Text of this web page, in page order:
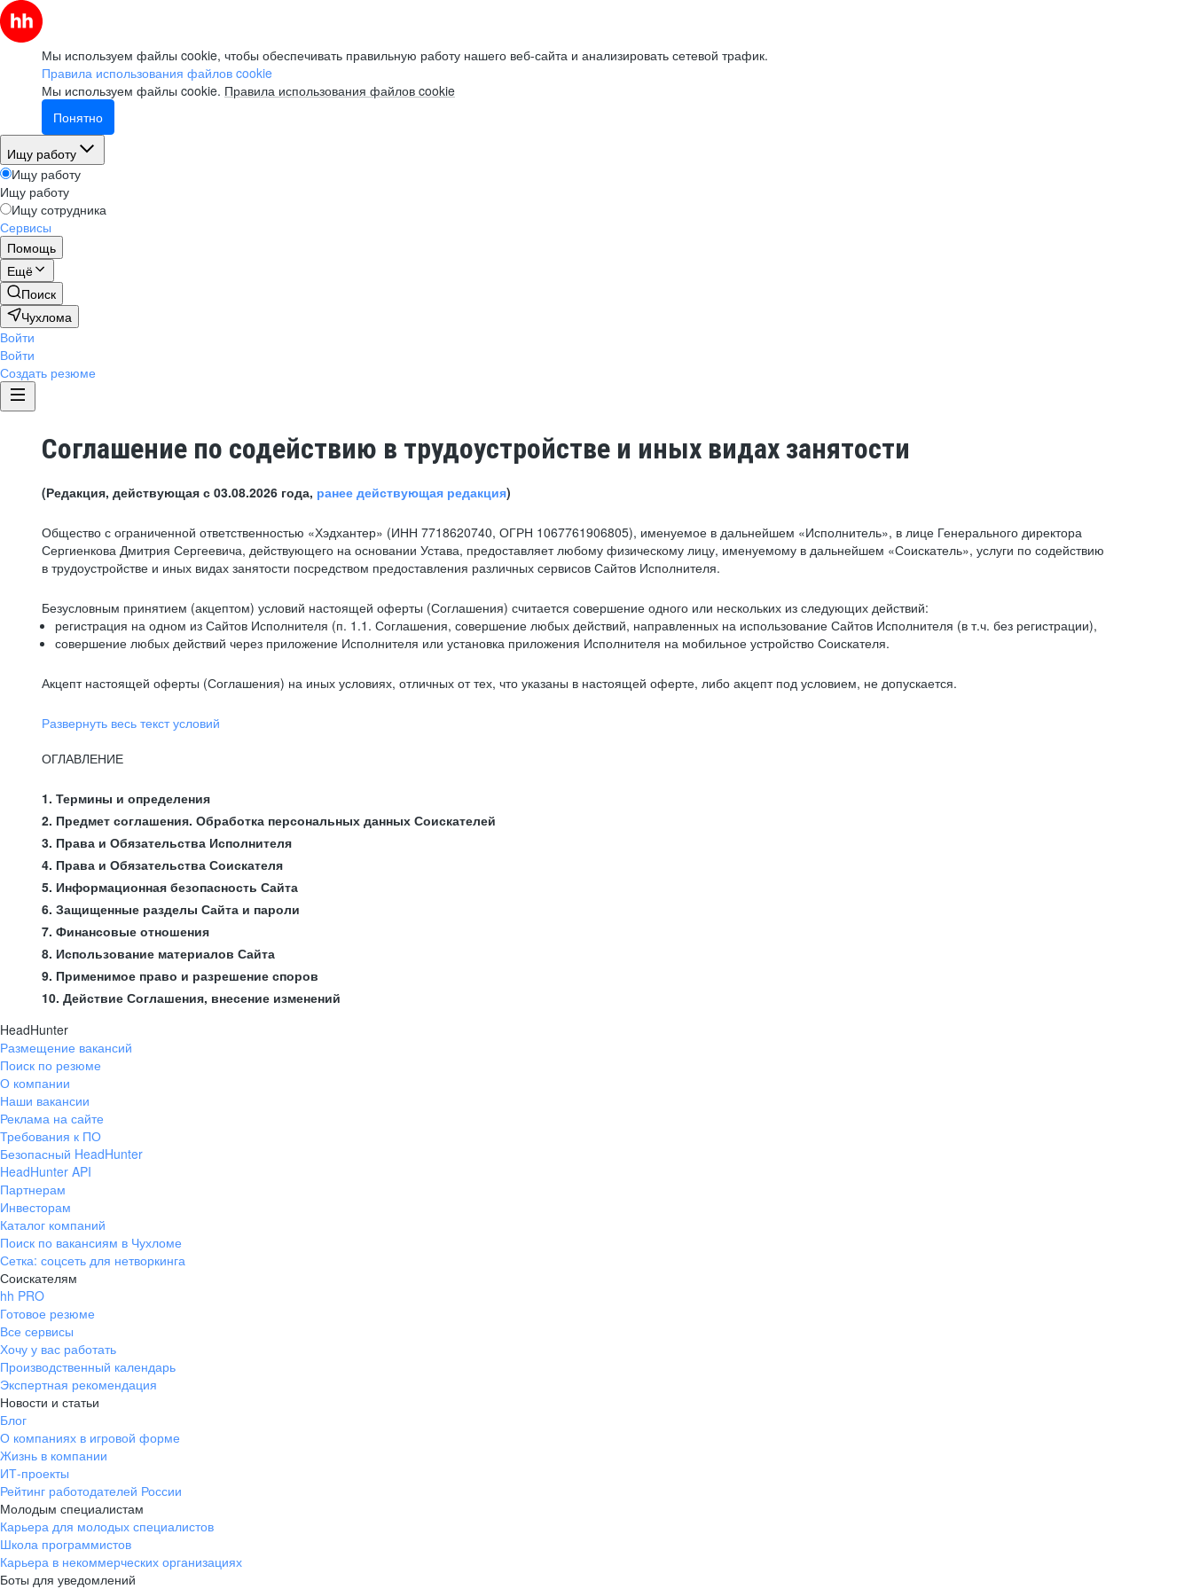
Мы используем файлы cookie, чтобы обеспечивать правильную работу нашего веб-сайта и анализировать сетевой трафик.
Правила использования файлов cookie
Мы используем файлы cookie. Правила использования файлов cookie
Понятно
Ищу работу
Ищу работу
Ищу работу
Ищу сотрудника
Сервисы
Помощь
Ещё
Поиск
Чухлома
Войти
Войти
Создать резюме
Соглашение по содействию в трудоустройстве и иных видах занятости
(Редакция, действующая с 03.08.2026 года, ранее действующая редакция)
Общество с ограниченной ответственностью «Хэдхантер» (ИНН 7718620740, ОГРН 1067761906805), именуемое в дальнейшем «Исполнитель», в лице Генерального директора
Сергиенкова Дмитрия Сергеевича, действующего на основании Устава, предоставляет любому физическому лицу, именуемому в дальнейшем «Соискатель», услуги по содействию
в трудоустройстве и иных видах занятости посредством предоставления различных сервисов Сайтов Исполнителя.
Безусловным принятием (акцептом) условий настоящей оферты (Соглашения) считается совершение одного или нескольких из следующих действий:
регистрация на одном из Сайтов Исполнителя (п. 1.1. Соглашения, совершение любых действий, направленных на использование Сайтов Исполнителя (в т.ч. без регистрации),
совершение любых действий через приложение Исполнителя или установка приложения Исполнителя на мобильное устройство Соискателя.
Акцепт настоящей оферты (Соглашения) на иных условиях, отличных от тех, что указаны в настоящей оферте, либо акцепт под условием, не допускается.
Развернуть весь текст условий
ОГЛАВЛЕНИЕ
1. Термины и определения
2. Предмет соглашения. Обработка персональных данных Соискателей
3. Права и Обязательства Исполнителя
4. Права и Обязательства Соискателя
5. Информационная безопасность Сайта
6. Защищенные разделы Сайта и пароли
7. Финансовые отношения
8. Использование материалов Сайта
9. Применимое право и разрешение споров
10. Действие Соглашения, внесение изменений
HeadHunter
Размещение вакансий
Поиск по резюме
О компании
Наши вакансии
Реклама на сайте
Требования к ПО
Безопасный HeadHunter
HeadHunter API
Партнерам
Инвесторам
Каталог компаний
Поиск по вакансиям в Чухломе
Сетка: соцсеть для нетворкинга
Соискателям
hh PRO
Готовое резюме
Все сервисы
Хочу у вас работать
Производственный календарь
Экспертная рекомендация
Новости и статьи
Блог
О компаниях в игровой форме
Жизнь в компании
ИТ-проекты
Рейтинг работодателей России
Молодым специалистам
Карьера для молодых специалистов
Школа программистов
Карьера в некоммерческих организациях
Боты для уведомлений